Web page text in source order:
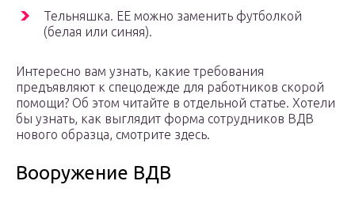
Тельняшка. ЕЕ можно заменить футболкой
(белая или синяя).
Интересно вам узнать, какие требования
предъявляют к спецодежде для работников скорой
помощи? Об этом читайте в отдельной статье. Хотели
бы узнать, как выглядит форма сотрудников ВДВ
нового образца, смотрите здесь.
Вооружение ВДВ